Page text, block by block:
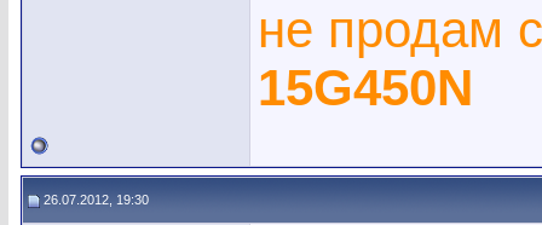
не продам
15G450N
26.07.2012, 19:30